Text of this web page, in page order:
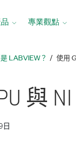
專業觀點
LABVIEW？ 使用
與
日